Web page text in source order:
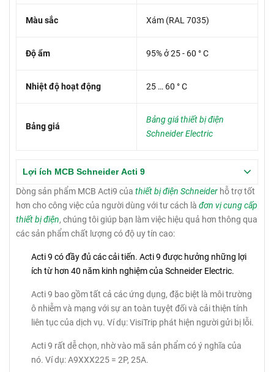
Màu sắc Xám (RAL 7035)
Độ ẩm 95% ở 25 - 60 ° C
Nhiệt độ hoạt động 25 … 60 ° C
Bảng giá
Bảng giá thiết bị điện
Schneider Electric
Lợi ích MCB Schneider Acti 9
Dòng sản phẩm MCB Acti9 của thiết bị điện Schneider hỗ trợ tốt
hơn cho công việc của người dùng với tư cách là đơn vị cung cấp
thiết bị điện, chúng tôi giúp bạn làm việc hiệu quả hơn thông qua
các sản phẩm chất lượng có độ uy tín cao:
Acti 9 có đầy đủ các cải tiến. Acti 9 được hưởng những lợi
ích từ hơn 40 năm kinh nghiệm của Schneider Electric.
Acti 9 bao gồm tất cả các ứng dụng, đặc biệt là môi trường
ô nhiễm và mạng với sự an toàn tuyệt đối và cải thiện tính
liên tục của dịch vụ. Ví dụ: VisiTrip phát hiện người gửi bị lỗi.
Acti 9 rất dễ chọn, nhờ vào mã sản phẩm có ý nghĩa của
nó. Ví dụ: A9XXX225 = 2P, 25A.